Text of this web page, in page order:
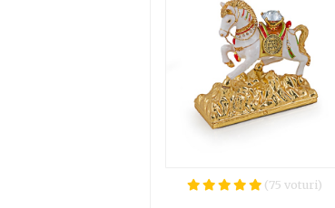
(75 voturi)